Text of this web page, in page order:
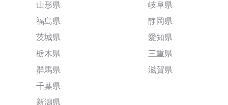
山形県
福島県
茨城県
栃木県
群馬県
千葉県
新潟県
岐阜県
静岡県
愛知県
三重県
滋賀県